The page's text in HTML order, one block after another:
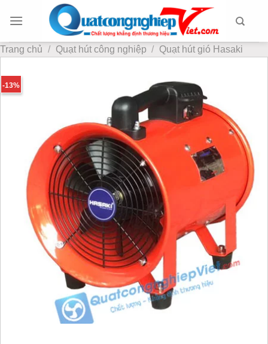
đến
dung
Trang chủ / Quạt hút công nghiệp / Quạt hút gió Hasaki
-13%